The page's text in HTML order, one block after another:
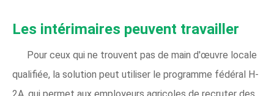
Les intérimaires peuvent travailler
Pour ceux qui ne trouvent pas de main d'œuvre locale
qualifiée, la solution peut utiliser le programme fédéral H-